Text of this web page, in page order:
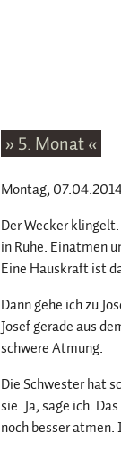
» 5. Monat «
Montag,
Der Wecker
in Ruhe. Einatmen
Eine Hauskraft ist
Dann gehe ich zu
Josef gerade aus
schwere Atmung.
Die Schwester hat
sie. Ja, sage ich.
noch besser atmen.